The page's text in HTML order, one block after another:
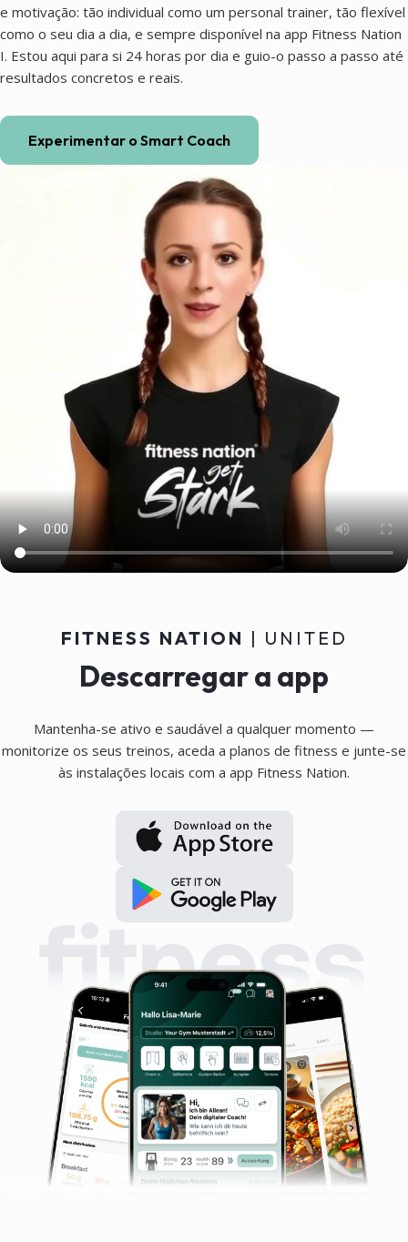
e motivação: tão individual como um personal trainer, tão flexível
como o seu dia a dia, e sempre disponível na app Fitness Nation
I. Estou aqui para si 24 horas por dia e guio-o passo a passo até
resultados concretos e reais.
Experimentar o Smart Coach
Coaching
Chat de coaching pessoal, 100%
individualizado, com acesso aos
dados de treino para um apoio
otimizado.
FITNESS NATION | UNITED
Descarregar a app
Mantenha-se ativo e saudável a qualquer momento —
monitorize os seus treinos, aceda a planos de fitness e junte-se
às instalações locais com a app Fitness Nation.